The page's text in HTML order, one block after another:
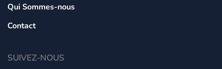
Qui Sommes-nous
Contact
SUIVEZ-NOUS